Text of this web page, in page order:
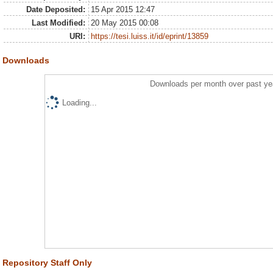
Date Deposited:
15 Apr 2015 12:47
Last Modified:
20 May 2015 00:08
URI:
https://tesi.luiss.it/id/eprint/13859
Downloads
Downloads per month over past
Loading...
Repository Staff Only